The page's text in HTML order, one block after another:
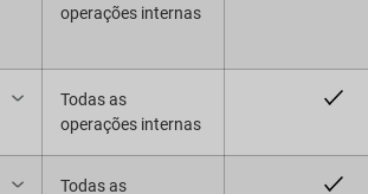
operações internas
Todas as
operações internas
Todas as